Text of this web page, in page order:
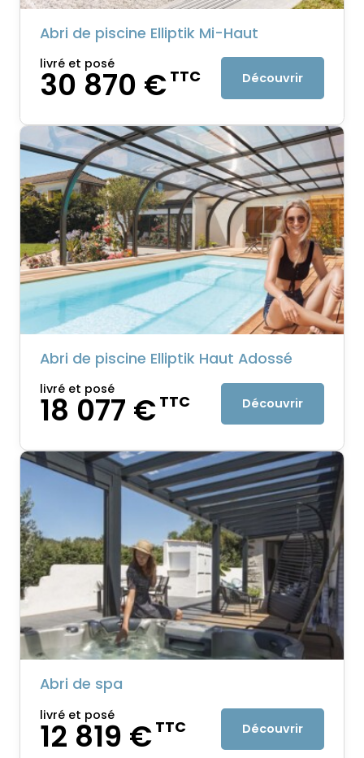
Abri de piscine Elliptik Mi-Haut
livré et posé
30 870 €TTC Découvrir
Abri de piscine Elliptik Haut Adossé
livré et posé
18 077 €TTC Découvrir
Abri de spa
livré et posé
12 819 €TTC Découvrir